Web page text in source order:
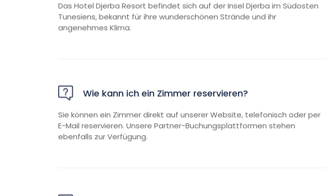
Das Hotel Djerba Resort befindet sich auf der Insel Djerba im Südosten
Tunesiens, bekannt für ihre wunderschönen Strände und ihr
angenehmes Klima.
Wie kann ich ein Zimmer reservieren?
Sie können ein Zimmer direkt auf unserer Website, telefonisch oder per
E-Mail reservieren. Unsere Partner-Buchungsplattformen stehen
ebenfalls zur Verfügung.